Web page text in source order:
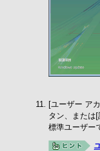
[ユーザー ア
タン、または[
標準ユーザー